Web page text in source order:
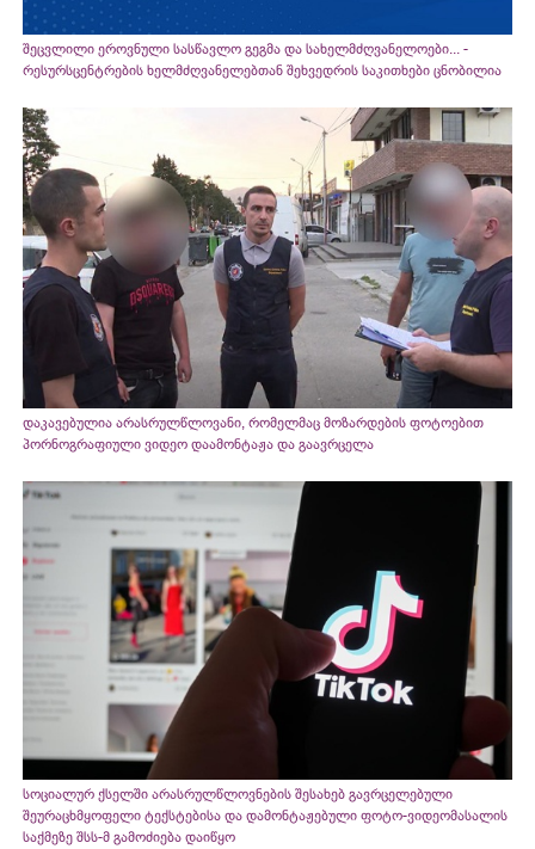
შეცვლილი ეროვნული სასწავლო გეგმა და სახელმძღვანელოები... -
რესურსცენტრების ხელმძღვანელებთან შეხვედრის საკითხები ცნობილია
დაკავებულია არასრულწლოვანი, რომელმაც მოზარდების ფოტოებით
პორნოგრაფიული ვიდეო დაამონტაჟა და გაავრცელა
სოციალურ ქსელში არასრულწლოვნების შესახებ გავრცელებული
შეურაცხმყოფელი ტექსტებისა და დამონტაჟებული ფოტო-ვიდეომასალის
საქმეზე შსს-მ გამოძიება დაიწყო